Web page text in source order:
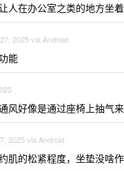
人在办公室之类的地方坐
2025 via Android
能
风好像是通过座椅上抽气
2025 via Android
肌的松紧程度，坐垫没啥作